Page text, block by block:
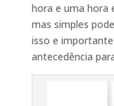
hora e uma hora
mas simples
isso e
antecedência